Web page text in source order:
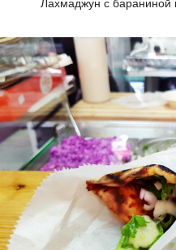
Лахмаджун с бараниной